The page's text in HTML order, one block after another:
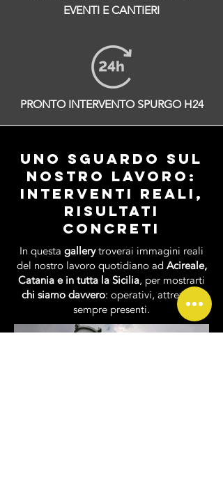
EVENTI E CANTIERI
PRONTO INTERVENTO SPURGO H24
Uno sguardo sul
nostro lavoro:
interventi reali,
risultati
concreti
In questa gallerytroverai immagini reali
del nostro lavoro quotidiano ad Acireale,
Catania e in tutta la Sicilia, per mostrarti
chi siamo davvero: operativi, attrezzati,
sempre presenti.